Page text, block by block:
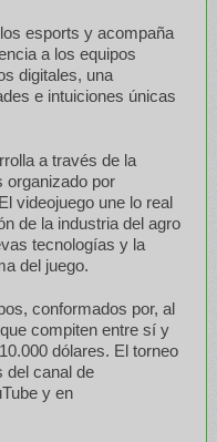
esports y acompaña
a los equipos
digitales, una
e intuiciones únicas
a través de la
organizado por
videojuego une lo real
de la industria del agro
tecnologías y la
del juego.
conformados por, al
compiten entre sí y
dólares. El torneo
del canal de
y en